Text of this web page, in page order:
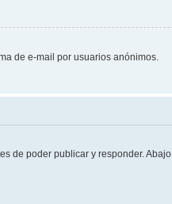
de e-mail por usuarios anónimos.
de poder publicar y responder. Abajo